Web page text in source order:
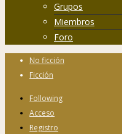
Grupos
Miembros
Foro
No ficción
Ficción
Following
Acceso
Registro